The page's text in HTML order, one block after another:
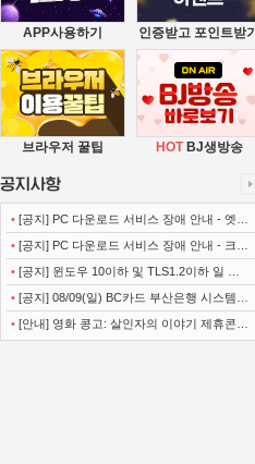
APP사용하기 인증받고 포인트받기
브라우저 꿀팁 HOTBJ생방송
• [공지] PC 다운로드 서비스 장애 안내 - 엣지
(Microsoft Edge)
• [공지] PC 다운로드 서비스 장애 안내 - 크롬
(Chrome)
• [공지] 윈도우 10이하 및 TLS1.2이하 일 경
우 사이트 이용불가 안내
• [공지] 08/09(일) BC카드 부산은행 시스템
정기점검 안내
• [안내] 영화 콩고: 살인자의 이야기 제휴콘텐